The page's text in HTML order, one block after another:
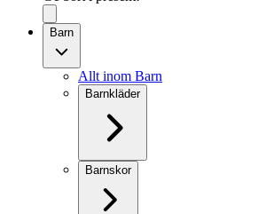
Barn
Allt inom Barn
Barnkläder
Barnskor